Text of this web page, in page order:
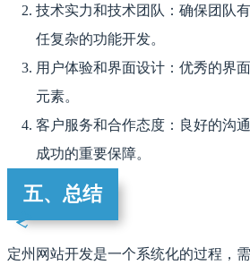
技术实力和技术团队：确保团队
任复杂的功能开发。
用户体验和界面设计：优秀的界
元素。
客户服务和合作态度：良好的沟
成功的重要保障。
五、总结
定州网站开发是一个系统化的过程，